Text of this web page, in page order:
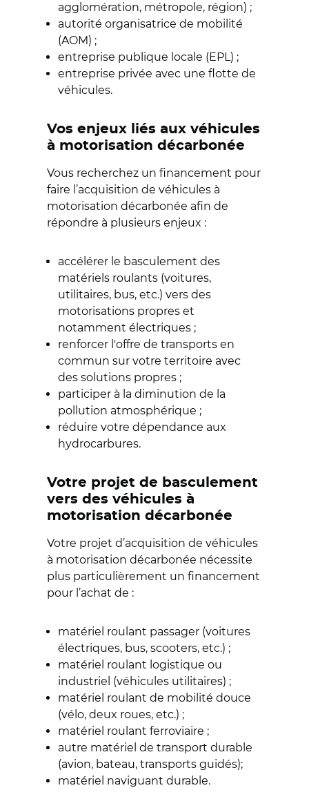
agglomération, métropole, région) ;
autorité organisatrice de mobilité
(AOM) ;
entreprise publique locale (EPL) ;
entreprise privée avec une flotte de
véhicules.
Vos enjeux liés aux véhicules
à motorisation décarbonée
Vous recherchez un financement pour
faire l’acquisition de véhicules à
motorisation décarbonée afin de
répondre à plusieurs enjeux :
accélérer le basculement des
matériels roulants (voitures,
utilitaires, bus, etc.) vers des
motorisations propres et
notamment électriques ;
renforcer l'offre de transports en
commun sur votre territoire avec
des solutions propres ;
participer à la diminution de la
pollution atmosphérique ;
réduire votre dépendance aux
hydrocarbures.
Votre projet de basculement
vers des véhicules à
motorisation décarbonée
Votre projet d’acquisition de véhicules
à motorisation décarbonée nécessite
plus particulièrement un financement
pour l’achat de :
matériel roulant passager (voitures
électriques, bus, scooters, etc.) ;
matériel roulant logistique ou
industriel (véhicules utilitaires) ;
matériel roulant de mobilité douce
(vélo, deux roues, etc.) ;
matériel roulant ferroviaire ;
autre matériel de transport durable
(avion, bateau, transports guidés);
matériel naviguant durable.